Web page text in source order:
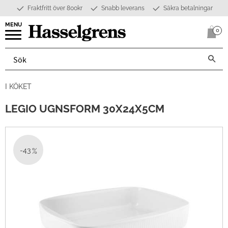
Meny
Fraktfritt över 800kr Snabb leverans Säkra betalningar
0
I KÖKET
LEGIO UGNSFORM 30X24X5CM
43 %